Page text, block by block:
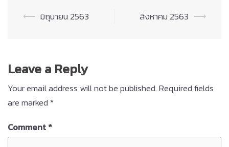
Post
⟵ มิถุนายน 2563 สิงหาคม 2563 ⟶
Leave a Reply
Your email address will not be published.Required fields
are marked*
Comment*